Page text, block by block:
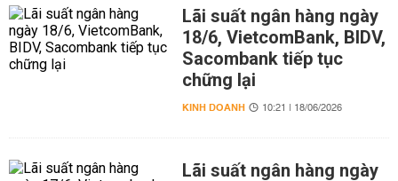
Lãi suất ngân hàng ngày
18/6, VietcomBank, BIDV,
Sacombank tiếp tục
chững lại
KINH DOANH 10:21 | 18/06/2026
Lãi suất ngân hàng ngày